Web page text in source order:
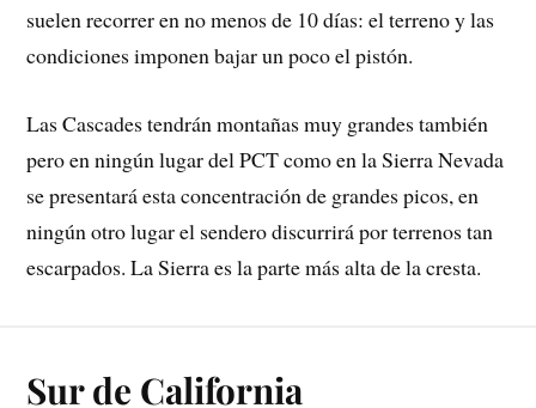
suelen recorrer en no menos de 10 días: el terreno y las
condiciones imponen bajar un poco el pistón.
Las Cascades tendrán montañas muy grandes también
pero en ningún lugar del PCT como en la Sierra Nevada
se presentará esta concentración de grandes picos, en
ningún otro lugar el sendero discurrirá por terrenos tan
escarpados. La Sierra es la parte más alta de la cresta.
Sur de California